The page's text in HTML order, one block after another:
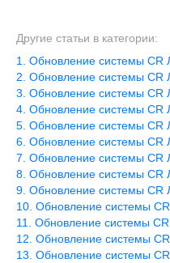
Другие статьи в категории:
Обновление системы CR
Обновление системы CR
Обновление системы CR
Обновление системы CR
Обновление системы CR
Обновление системы CR
Обновление системы CR
Обновление системы CR
Обновление системы CR
Обновление системы
Обновление системы
Обновление системы
Обновление системы